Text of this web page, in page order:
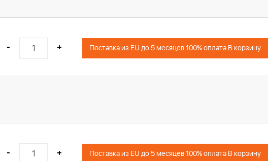
- + Поставка из EU до 5 месяцев 100% оплата В корзину
- + Поставка из EU до 5 месяцев 100% оплата В корзину